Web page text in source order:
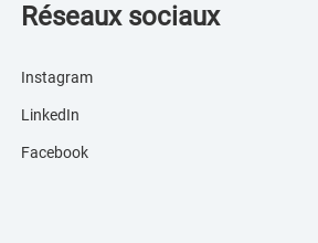
Réseaux sociaux
Instagram
LinkedIn
Facebook